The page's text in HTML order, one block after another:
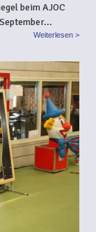
beim AJOC
Weiterlesen >